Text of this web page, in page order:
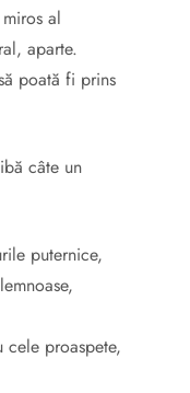
al
aparte.
poată fi prins
câte un
puternice,
cele proaspete,